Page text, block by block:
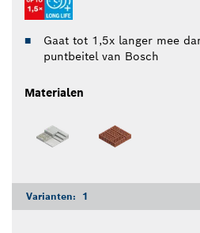
Gaat tot 1,5x langer mee
puntbeitel van Bosch
Materialen
Varianten: 1